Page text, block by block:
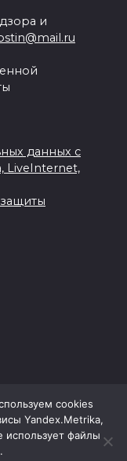
и
данных с
LiveInternet,
cookies
Yandex.Metrika,
использует файлы